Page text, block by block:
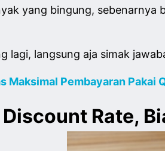
yang bingung, sebenarnya
lagi, langsung aja simak
Maksimal Pembayaran Pakai
Rate,